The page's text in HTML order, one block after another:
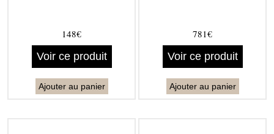
148€
Voir ce produit
Ajouter au panier
781€
Voir ce produit
Ajouter au panier